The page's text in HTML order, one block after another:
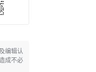
编辑认
成不必